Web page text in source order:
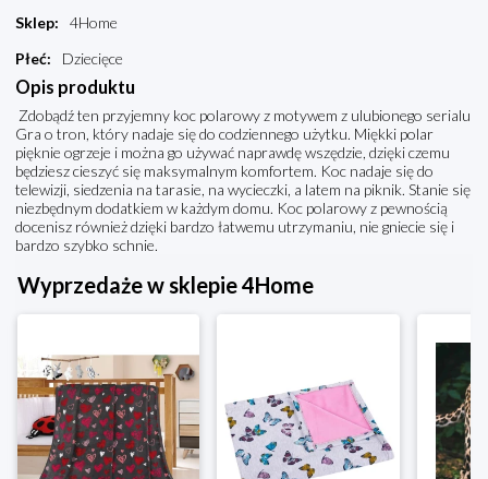
Sklep:
4Home
Płeć: Dziecięce
Opis produktu
Zdobądź ten przyjemny koc polarowy z motywem z ulubionego serialu
Gra o tron, który nadaje się do codziennego użytku. Miękki polar
pięknie ogrzeje i można go używać naprawdę wszędzie, dzięki czemu
będziesz cieszyć się maksymalnym komfortem. Koc nadaje się do
telewizji, siedzenia na tarasie, na wycieczki, a latem na piknik. Stanie się
niezbędnym dodatkiem w każdym domu. Koc polarowy z pewnością
docenisz również dzięki bardzo łatwemu utrzymaniu, nie gniecie się i
bardzo szybko schnie.
Wyprzedaże w sklepie 4Home